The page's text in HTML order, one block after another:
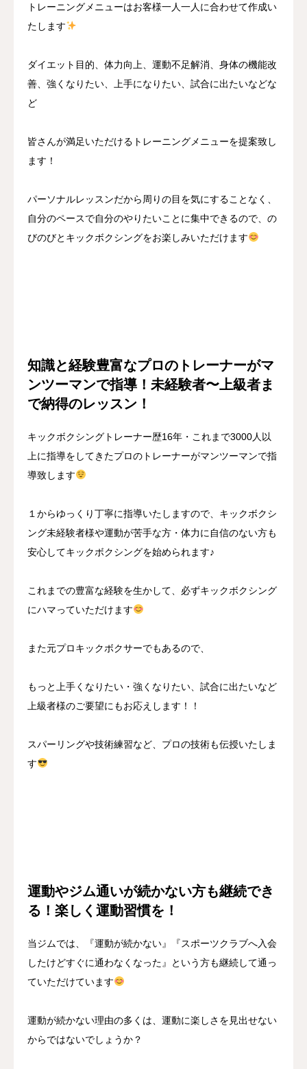
トレーニングメニューはお客様一人一人に合わせて作成い
たします
ダイエット目的、体力向上、運動不足解消、身体の機能改
善、強くなりたい、上手になりたい、試合に出たいなどな
ど
皆さんが満足いただけるトレーニングメニューを提案致し
ます！
パーソナルレッスンだから周りの目を気にすることなく、
自分のペースで自分のやりたいことに集中できるので、の
びのびとキックボクシングをお楽しみいただけます
知識と経験豊富なプロのトレーナーがマ
ンツーマンで指導！未経験者〜上級者ま
で納得のレッスン！
キックボクシングトレーナー歴16年・これまで3000人以
上に指導をしてきたプロのトレーナーがマンツーマンで指
導致します
１からゆっくり丁寧に指導いたしますので、キックボクシ
ング未経験者様や運動が苦手な方・体力に自信のない方も
安心してキックボクシングを始められます♪
これまでの豊富な経験を生かして、必ずキックボクシング
にハマっていただけます
また元プロキックボクサーでもあるので、
もっと上手くなりたい・強くなりたい、試合に出たいなど
上級者様のご要望にもお応えします！！
スパーリングや技術練習など、プロの技術も伝授いたしま
す
運動やジム通いが続かない方も継続でき
る！楽しく運動習慣を！
当ジムでは、『運動が続かない』『スポーツクラブへ入会
したけどすぐに通わなくなった』という方も継続して通っ
ていただけています
運動が続かない理由の多くは、運動に楽しさを見出せない
からではないでしょうか？